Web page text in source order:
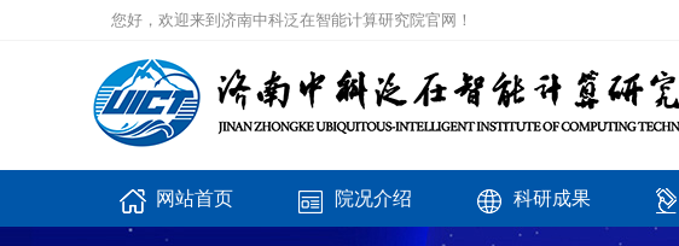
您好，欢迎来到济南中科泛在智能计算研究院官网！
网站首页 院况介绍 科研成果